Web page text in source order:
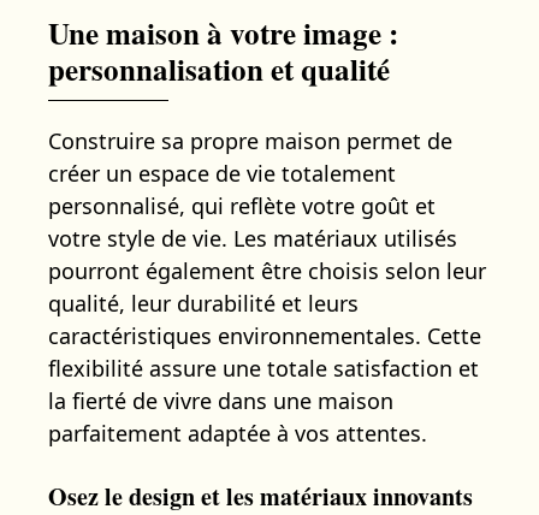
Une maison à votre image :
personnalisation et qualité
Construire sa propre maison permet de
créer un espace de vie totalement
personnalisé, qui reflète votre goût et
votre style de vie. Les matériaux utilisés
pourront également être choisis selon leur
qualité, leur durabilité et leurs
caractéristiques environnementales. Cette
flexibilité assure une totale satisfaction et
la fierté de vivre dans une maison
parfaitement adaptée à vos attentes.
Osez le design et les matériaux innovants